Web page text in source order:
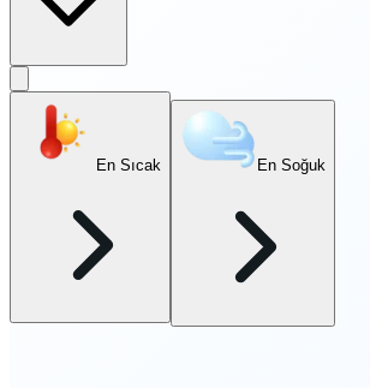
En Sıcak En Soğuk